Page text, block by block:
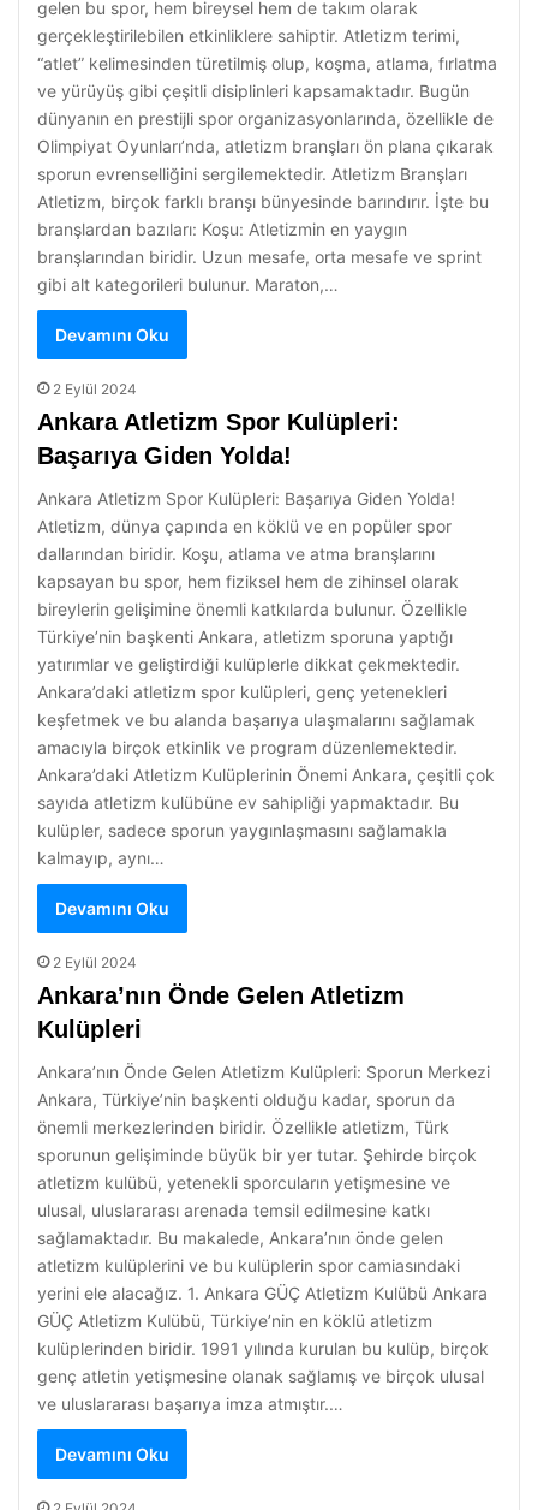
gelen bu spor, hem bireysel hem de takım olarak
gerçekleştirilebilen etkinliklere sahiptir. Atletizm terimi,
“atlet” kelimesinden türetilmiş olup, koşma, atlama, fırlatma
ve yürüyüş gibi çeşitli disiplinleri kapsamaktadır. Bugün
dünyanın en prestijli spor organizasyonlarında, özellikle de
Olimpiyat Oyunları’nda, atletizm branşları ön plana çıkarak
sporun evrenselliğini sergilemektedir. Atletizm Branşları
Atletizm, birçok farklı branşı bünyesinde barındırır. İşte bu
branşlardan bazıları: Koşu: Atletizmin en yaygın
branşlarından biridir. Uzun mesafe, orta mesafe ve sprint
gibi alt kategorileri bulunur. Maraton,…
Devamını Oku
2 Eylül 2024
Ankara Atletizm Spor Kulüpleri:
Başarıya Giden Yolda!
Ankara Atletizm Spor Kulüpleri: Başarıya Giden Yolda!
Atletizm, dünya çapında en köklü ve en popüler spor
dallarından biridir. Koşu, atlama ve atma branşlarını
kapsayan bu spor, hem fiziksel hem de zihinsel olarak
bireylerin gelişimine önemli katkılarda bulunur. Özellikle
Türkiye’nin başkenti Ankara, atletizm sporuna yaptığı
yatırımlar ve geliştirdiği kulüplerle dikkat çekmektedir.
Ankara’daki atletizm spor kulüpleri, genç yetenekleri
keşfetmek ve bu alanda başarıya ulaşmalarını sağlamak
amacıyla birçok etkinlik ve program düzenlemektedir.
Ankara’daki Atletizm Kulüplerinin Önemi Ankara, çeşitli çok
sayıda atletizm kulübüne ev sahipliği yapmaktadır. Bu
kulüpler, sadece sporun yaygınlaşmasını sağlamakla
kalmayıp, aynı…
Devamını Oku
2 Eylül 2024
Ankara’nın Önde Gelen Atletizm
Kulüpleri
Ankara’nın Önde Gelen Atletizm Kulüpleri: Sporun Merkezi
Ankara, Türkiye’nin başkenti olduğu kadar, sporun da
önemli merkezlerinden biridir. Özellikle atletizm, Türk
sporunun gelişiminde büyük bir yer tutar. Şehirde birçok
atletizm kulübü, yetenekli sporcuların yetişmesine ve
ulusal, uluslararası arenada temsil edilmesine katkı
sağlamaktadır. Bu makalede, Ankara’nın önde gelen
atletizm kulüplerini ve bu kulüplerin spor camiasındaki
yerini ele alacağız. 1. Ankara GÜÇ Atletizm Kulübü Ankara
GÜÇ Atletizm Kulübü, Türkiye’nin en köklü atletizm
kulüplerinden biridir. 1991 yılında kurulan bu kulüp, birçok
genç atletin yetişmesine olanak sağlamış ve birçok ulusal
ve uluslararası başarıya imza atmıştır.…
Devamını Oku